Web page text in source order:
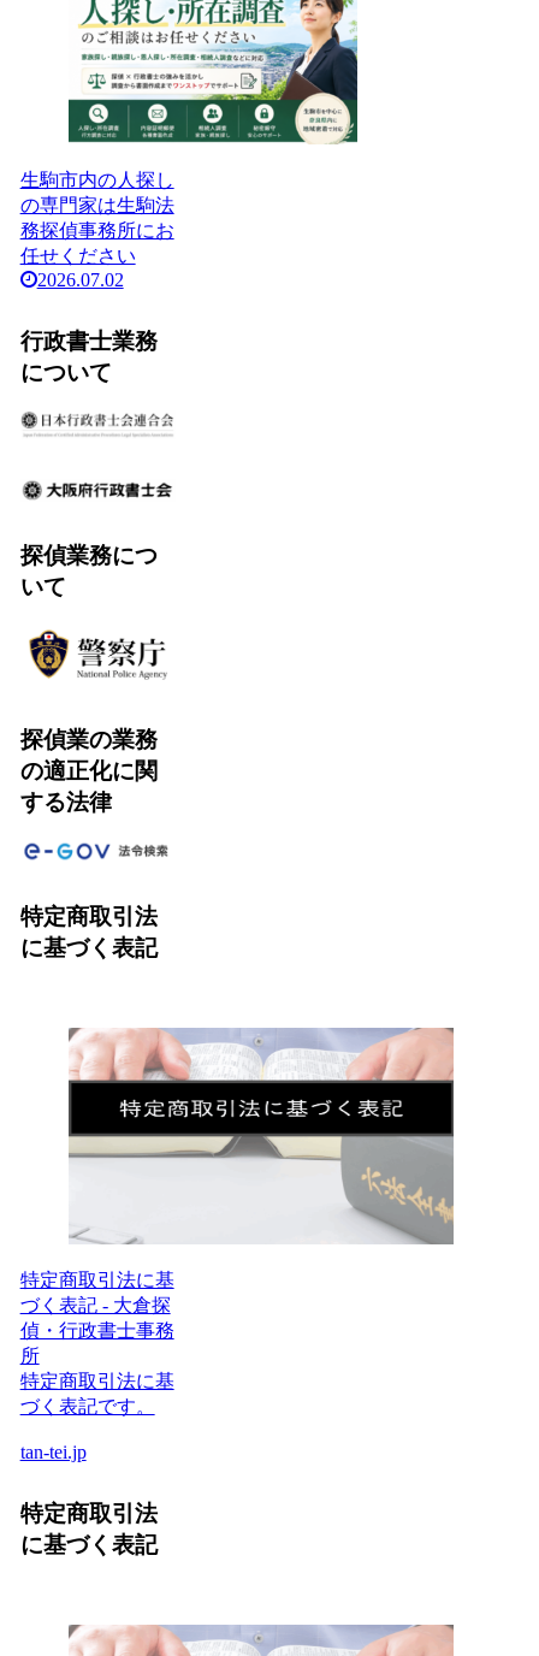
生駒市内の人探し
の専門家は生駒法
務探偵事務所にお
任せください
2026.07.02
行政書士業務
について
探偵業務につ
いて
探偵業の業務
の適正化に関
する法律
特定商取引法
に基づく表記
特定商取引法に基
づく表記 - 大倉探
偵・行政書士事務
所
特定商取引法に基
づく表記です。
tan-tei.jp
特定商取引法
に基づく表記